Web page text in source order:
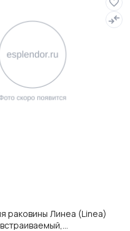
раковины Линеа (Linea)
встраиваемый,